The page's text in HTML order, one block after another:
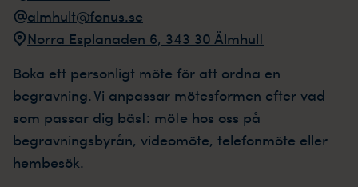
almhult@fonus.se
Norra Esplanaden 6, 343 30 Älmhult
Boka ett personligt möte för att ordna en
begravning. Vi anpassar mötesformen efter vad
som passar dig bäst: möte hos oss på
begravningsbyrån, videomöte, telefonmöte eller
hembesök.